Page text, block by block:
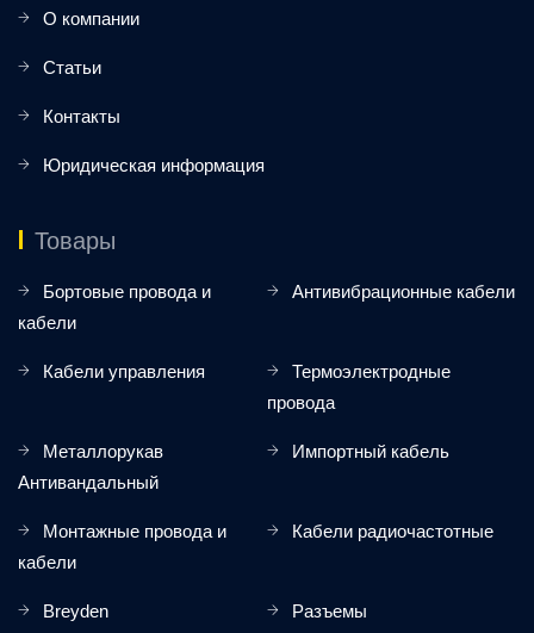
О компании
Статьи
Контакты
Юридическая информация
Товары
Бортовые провода и
кабели
Антивибрационные кабели
Кабели управления
Термоэлектродные
провода
Металлорукав
Антивандальный
Импортный кабель
Монтажные провода и
кабели
Кабели радиочастотные
Breyden Разъемы